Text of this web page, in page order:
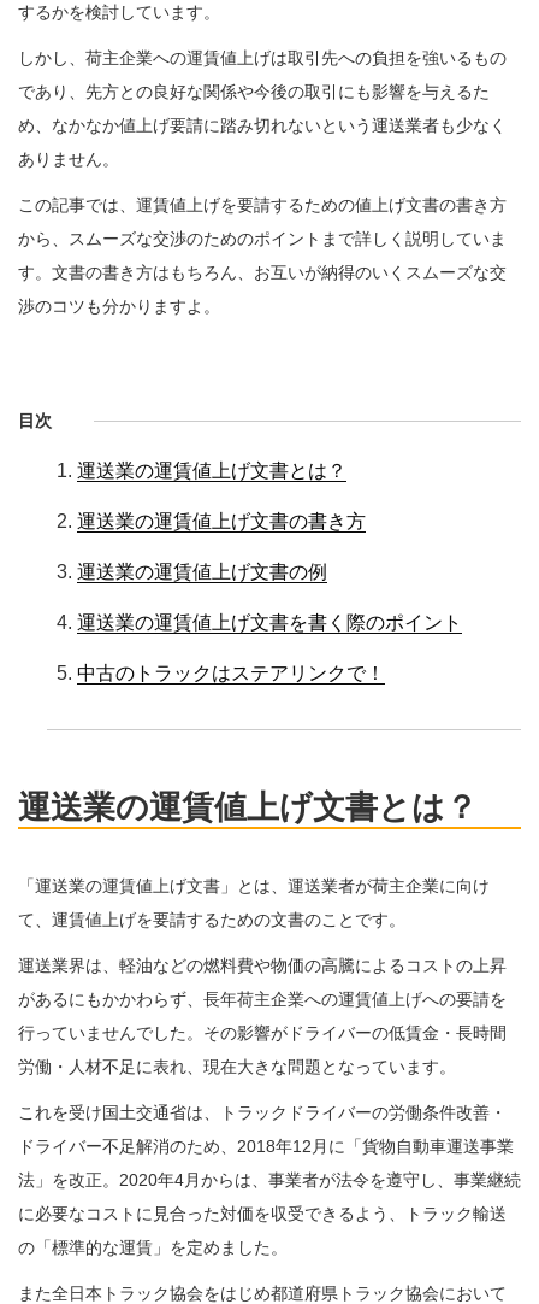
するかを検討しています。
しかし、荷主企業への運賃値上げは取引先への負担を強いるもの
であり、先方との良好な関係や今後の取引にも影響を与えるた
め、なかなか値上げ要請に踏み切れないという運送業者も少なく
ありません。
この記事では、運賃値上げを要請するための値上げ文書の書き方
から、スムーズな交渉のためのポイントまで詳しく説明していま
す。文書の書き方はもちろん、お互いが納得のいくスムーズな交
渉のコツも分かりますよ。
目次
運送業の運賃値上げ文書とは？
運送業の運賃値上げ文書の書き方
運送業の運賃値上げ文書の例
運送業の運賃値上げ文書を書く際のポイント
中古のトラックはステアリンクで！
運送業の運賃値上げ文書とは？
「運送業の運賃値上げ文書」とは、運送業者が荷主企業に向け
て、運賃値上げを要請するための文書のことです。
運送業界は、軽油などの燃料費や物価の高騰によるコストの上昇
があるにもかかわらず、長年荷主企業への運賃値上げへの要請を
行っていませんでした。その影響がドライバーの低賃金・長時間
労働・人材不足に表れ、現在大きな問題となっています。
これを受け国土交通省は、トラックドライバーの労働条件改善・
ドライバー不足解消のため、2018年12月に「貨物自動車運送事業
法」を改正。2020年4月からは、事業者が法令を遵守し、事業継続
に必要なコストに見合った対価を収受できるよう、トラック輸送
の「標準的な運賃」を定めました。
また全日本トラック協会をはじめ都道府県トラック協会において